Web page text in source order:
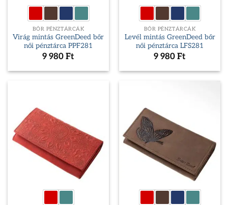
BŐR PÉNZTÁRCÁK
Virág mintás GreenDeed bőr
női pénztárca PPF281
9 980 Ft
BŐR PÉNZTÁRCÁK
Levél mintás GreenDeed bőr
női pénztárca LFS281
9 980 Ft